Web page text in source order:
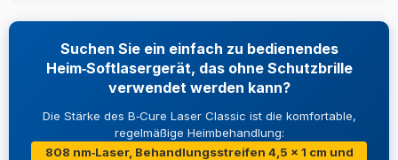
Suchen Sie ein einfach zu bedienendes
Heim‑Softlasergerät, das ohne Schutzbrille
verwendet werden kann?
Die Stärke des B‑Cure Laser Classic ist die komfortable,
regelmäßige Heimbehandlung:
808 nm‑Laser, Behandlungsstreifen 4,5 × 1 cm und